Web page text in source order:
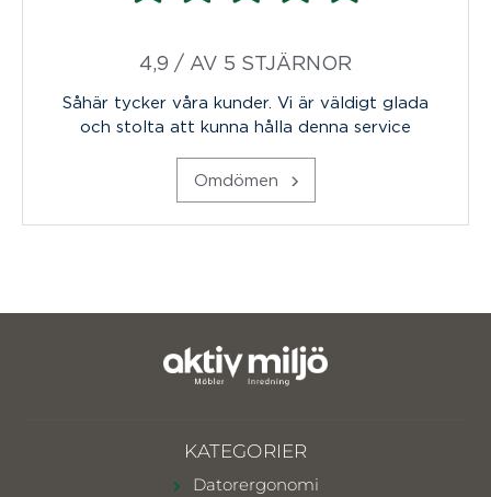
4,9 / AV 5 STJÄRNOR
Såhär tycker våra kunder. Vi är väldigt glada
och stolta att kunna hålla denna service
Omdömen
KATEGORIER
Datorergonomi